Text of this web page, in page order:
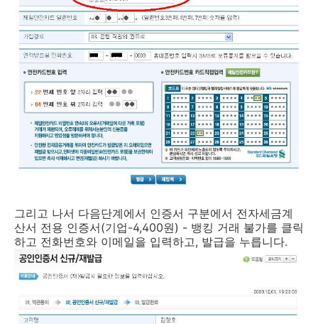
그리고 나서 다음단계에서 인증서 구분에서 전자세금계
산서 전용 인증서(기업-4,400원) - 뱅킹 거래 불가를 클릭
하고 전화번호와 이메일을 입력하고, 발급을 누릅니다.